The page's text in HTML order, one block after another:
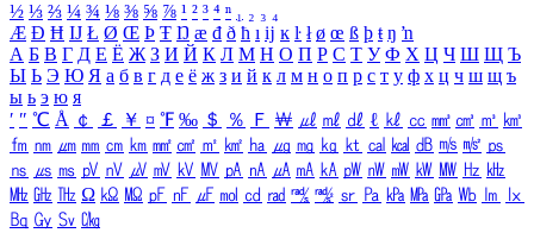
½ ⅓ ⅔ ¼ ¾ ⅛ ⅜ ⅝ ⅞ ¹ ² ³ ⁴ ⁿ ₁ ₂ ₃ ₄
Æ Ð Ħ Ĳ Ł Ø Œ Þ Ŧ Ŋ æ đ ð ħ ı ĳ ĸ ŀ ł ø œ ß þ ŧ ŋ ŉ
А Б В Г Д Е Ё Ж З И Й К Л М Н О П Р С Т У Ф Х Ц Ч Ш Щ Ъ
Ы Ь Э Ю Я а б в г д е ё ж з и й к л м н о п р с т у ф х ц ч ш щ ъ
ы ь э ю я
′ ″ ℃ Å ￠ ￡ ￥ ¤ ℉ ‰ ＄ ％ Ｆ ￦ ㎕ ㎖ ㎗ ℓ ㎘ ㏄ ㎣ ㎤ ㎥ ㎦
㎙ ㎚ ㎛ ㎜ ㎝ ㎞ ㎟ ㎠ ㎡ ㎢ ㏊ ㎍ ㎎ ㎏ ㏏ ㎈ ㎉ ㏈ ㎧ ㎨ ㎰
㎱ ㎲ ㎳ ㎴ ㎵ ㎶ ㎷ ㎸ ㎹ ㎀ ㎁ ㎂ ㎃ ㎄ ㎺ ㎻ ㎽ ㎾ ㎿ ㎐ ㎑
㎒ ㎓ ㎔ Ω ㏀ ㏁ ㎊ ㎋ ㎌ ㏖ ㏅ ㎭ ㎮ ㎯ ㏛ ㎩ ㎪ ㎫ ㎬ ㏝ ㏐
㏓
㏃ ㏉ ㏜ ㏆